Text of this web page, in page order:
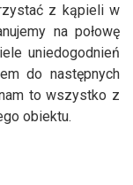
z kąpieli w
na połowę
uniedogodnień
do następnych
to wszystko z
obiektu.